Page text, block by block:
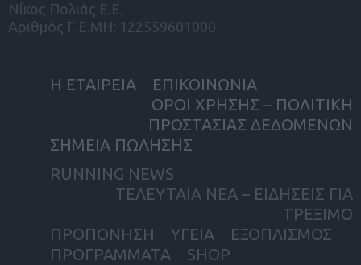
Νίκος Πολιάς Ε.Ε.
Αριθμός Γ.Ε.ΜΗ: 122559601000
Η ΕΤΑΙΡΕΙΑ
ΕΠΙΚΟΙΝΩΝΙΑ
ΟΡΟΙ ΧΡΗΣΗΣ – ΠΟΛΙΤΙΚΗ
ΠΡΟΣΤΑΣΙΑΣ ΔΕΔΟΜΕΝΩΝ
ΣΗΜΕΙΑ ΠΩΛΗΣΗΣ
RUNNING NEWS
ΤΕΛΕΥΤΑΙΑ ΝΕΑ – ΕΙΔΗΣΕΙΣ ΓΙΑ
ΤΡΕΞΙΜΟ
ΠΡΟΠΟΝΗΣΗ
ΥΓΕΙΑ
ΕΞΟΠΛΙΣΜΟΣ
ΠΡΟΓΡΑΜΜΑΤΑ
SHOP